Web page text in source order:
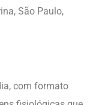
São Paulo,
com formato